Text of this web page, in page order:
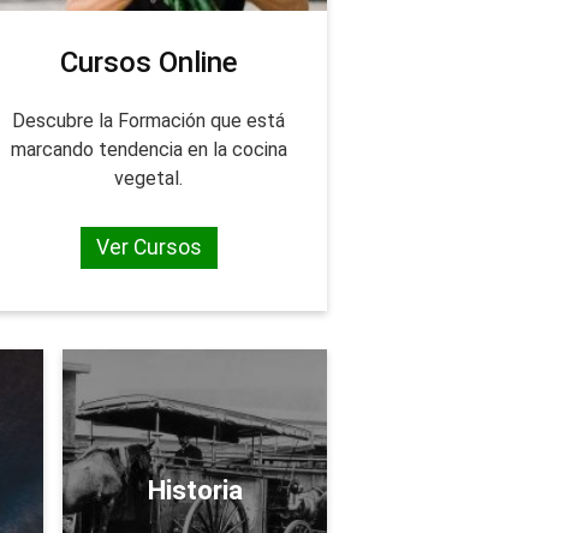
Cursos Online
Descubre la Formación que está
marcando tendencia en la cocina
vegetal.
Ver Cursos
Historia